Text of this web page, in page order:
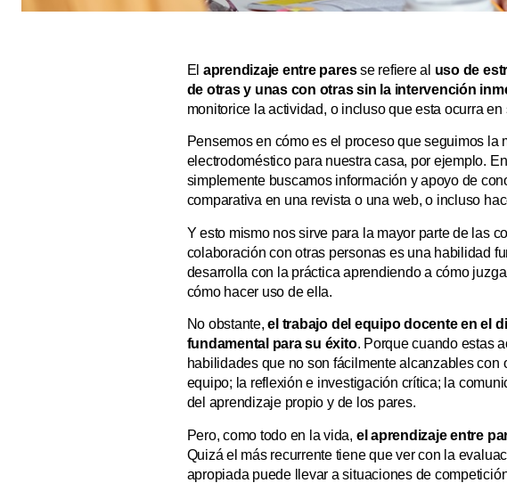
El aprendizaje entre paresse refiere al uso de
de otras y unas con otras sin la intervención
monitorice la actividad, o incluso que esta ocurra
Pensemos en cómo es el proceso que seguimos
electrodoméstico para nuestra casa, por ejemplo.
simplemente buscamos información y apoyo de
comparativa en una revista o una web, o incluso
Y esto mismo nos sirve para la mayor parte de las
colaboración con otras personas es una habilidad
desarrolla con la práctica aprendiendo a cómo
cómo hacer uso de ella.
No obstante,el trabajo del equipo docente en el
fundamental para su éxito. Porque cuando estas
habilidades que no son fácilmente alcanzables
equipo; la reflexión e investigación crítica; la
del aprendizaje propio y de los pares.
Pero, como todo en la vida, el aprendizaje entre
Quizá el más recurrente tiene que ver con la
apropiada puede llevar a situaciones de